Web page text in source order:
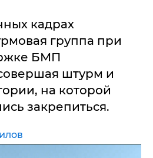
кадрах
группа при
БМП
штурм и
на которой
закрепиться.